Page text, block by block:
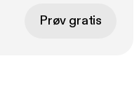
Prøv gratis